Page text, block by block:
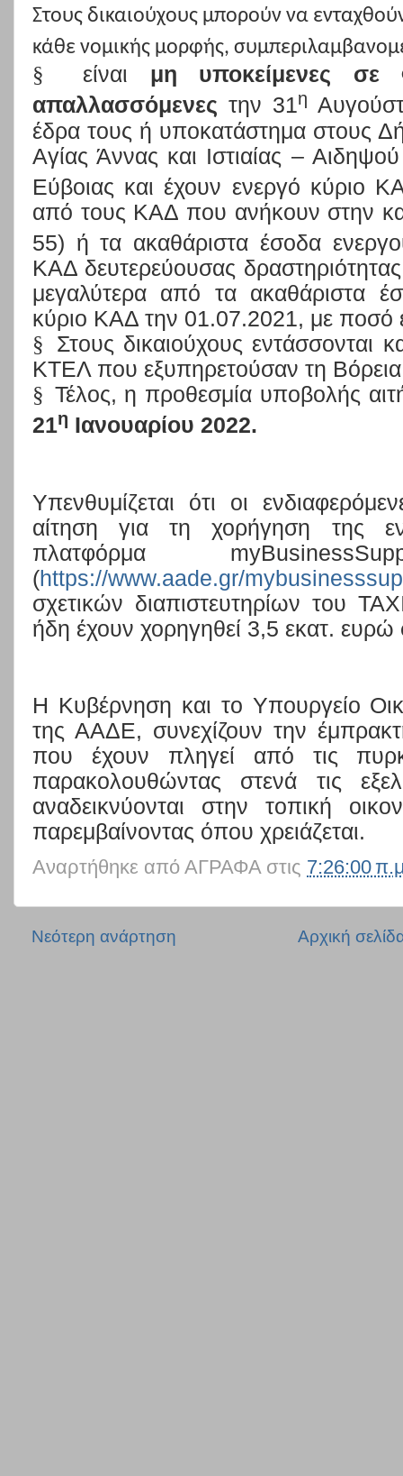
Στους δικαιούχους μπορούν να ενταχθούν
κάθε νομικής μορφής,
§ είναι μη υποκείμενες
απαλλασσόμενες την 31η
έδρα τους ή υποκατάστημα στους
Αγίας Άννας και Ιστιαίας –
Εύβοιας και έχουν ενεργό κύριο
από τους ΚΑΔ που ανήκουν στην
55) ή τα ακαθάριστα έσοδα
ΚΑΔ δευτερεύουσας
μεγαλύτερα από τα ακαθάριστα
κύριο ΚΑΔ την 01.07.2021, με ποσό
§
Στους δικαιούχους εντάσσονται
ΚΤΕΛ που εξυπηρετούσαν τη
§ Τέλος, η προθεσμία υποβολής
21η Ιανουαρίου 2022.
Υπενθυμίζεται ότι οι
αίτηση για τη χορήγηση της
πλατφόρμα
(https://www.aade.gr/
σχετικών διαπιστευτηρίων του
ήδη έχουν χορηγηθεί 3,5 εκατ. ευρώ
Η Κυβέρνηση και το Υπουργείο
της ΑΑΔΕ, συνεχίζουν την
που έχουν πληγεί από τις
παρακολουθώντας στενά τις
αναδεικνύονται στην τοπική
παρεμβαίνοντας όπου χρειάζεται.
Αναρτήθηκε από ΑΓΡΑΦΑ στις 7:26:00
Νεότερη ανάρτηση Αρχική